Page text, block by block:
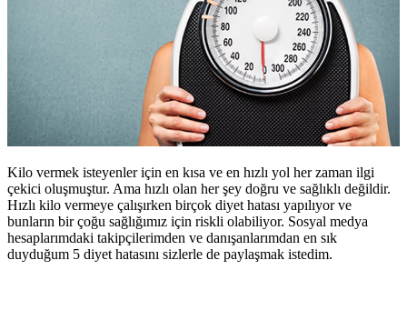
Kilo vermek isteyenler için en kısa ve en hızlı yol her zaman ilgi
çekici oluşmuştur. Ama hızlı olan her şey doğru ve sağlıklı değildir.
Hızlı kilo vermeye çalışırken birçok diyet hatası yapılıyor ve
bunların bir çoğu sağlığımız için riskli olabiliyor. Sosyal medya
hesaplarımdaki takipçilerimden ve danışanlarımdan en sık
duyduğum 5 diyet hatasını sizlerle de paylaşmak istedim.